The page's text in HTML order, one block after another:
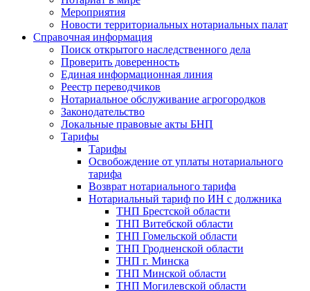
Мероприятия
Новости территориальных нотариальных палат
Справочная информация
Поиск открытого наследственного дела
Проверить доверенность
Единая информационная линия
Реестр переводчиков
Нотариальное обслуживание агрогородков
Законодательство
Локальные правовые акты БНП
Тарифы
Тарифы
Освобождение от уплаты нотариального
тарифа
Возврат нотариального тарифа
Нотариальный тариф по ИН с должника
ТНП Брестской области
ТНП Витебской области
ТНП Гомельской области
ТНП Гродненской области
ТНП г. Минска
ТНП Минской области
ТНП Могилевской области